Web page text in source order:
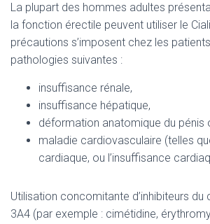
La plupart des hommes adultes
la fonction érectile peuvent utiliser le
précautions s’imposent chez les
pathologies suivantes :
insuffisance rénale,
insuffisance hépatique,
déformation anatomique du pénis
maladie cardiovasculaire (telles
cardiaque, ou l’insuffisance
Utilisation concomitante d’inhibiteurs
3A4 (par exemple : cimétidine,